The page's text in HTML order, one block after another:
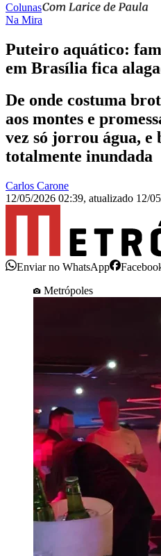
Colunas
Na Mira
Puteiro aquático:
em Brasília fica
De onde costuma
aos montes e
vez só jorrou água, e
totalmente inundada
Carlos Carone
12/05/2026 02:39, atualizado 12/
Enviar no WhatsApp
Metrópoles